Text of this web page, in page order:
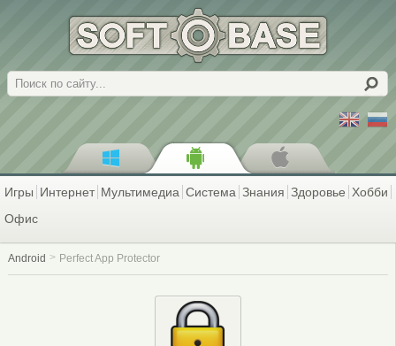
Поиск
Игры Интернет Мультимедиа Система Знания Здоровье Хобби
Офис
Android Perfect App Protector